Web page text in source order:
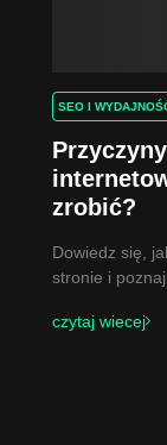
SEO I
zrobić?
Dowiedz się,
stronie i
czytaj wiecej